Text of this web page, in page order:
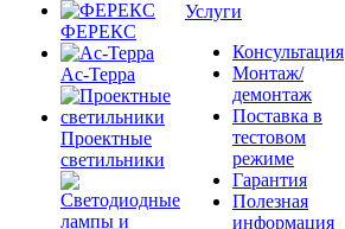
ФЕРЕКС
Ас-Терра
Проектные
светильники
Услуги
Консультация
Монтаж/
демонтаж
Поставка в
тестовом
режиме
Гарантия
Полезная
информация